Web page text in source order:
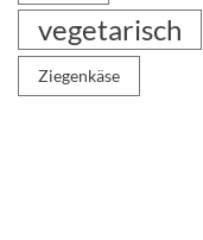
vegetarisch
Ziegenkäse